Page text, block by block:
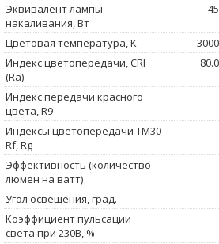
Эквивалент лампы
накаливания, Вт
45
Цветовая температура, К 3000
Индекс цветопередачи, CRI
(Ra)
80.0
Индекс передачи красного
цвета, R9
Индексы цветопередачи TM30
Rf, Rg
Эффективность (количество
люмен на ватт)
Угол освещения, град.
Коэффициент пульсации
света при 230В, %